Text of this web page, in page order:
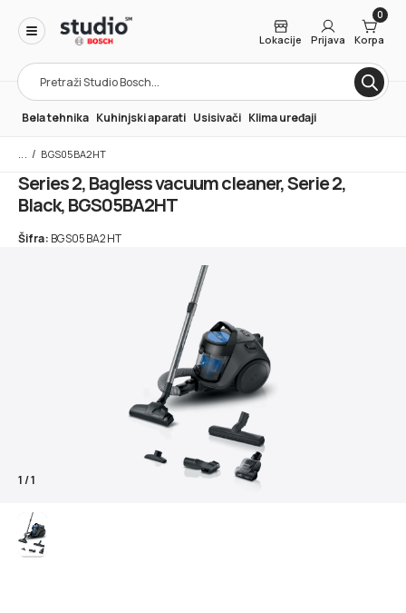
Products
search
Lokacije Prijava
0
Korpa
Bela tehnika Kuhinjski aparati Usisivači Klima uređaji
/ BGS05BA2HT
Series 2, Bagless vacuum cleaner, Serie 2,
Black, BGS05BA2HT
Šifra: BGS05BA2HT
1/1